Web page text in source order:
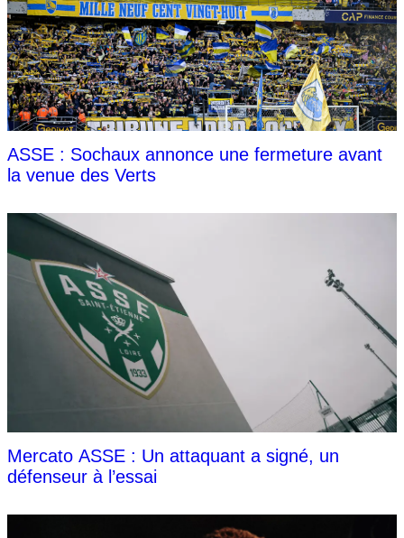
ASSE : Sochaux annonce une fermeture avant
la venue des Verts
Mercato ASSE : Un attaquant a signé, un
défenseur à l’essai